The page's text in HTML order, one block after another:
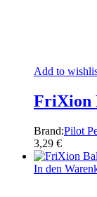
Add to
FriXion
Brand:Pilot
3,29 €
In den